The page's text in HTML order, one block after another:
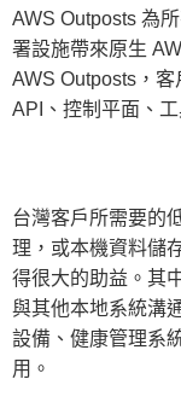
AWS Outposts 為
署設施帶來原生
AWS Outposts，
API、控制平面、
台灣客戶所需要的
理，或本機資料儲
得很大的助益。其
與其他本地系統溝
設備、健康管理系
用。